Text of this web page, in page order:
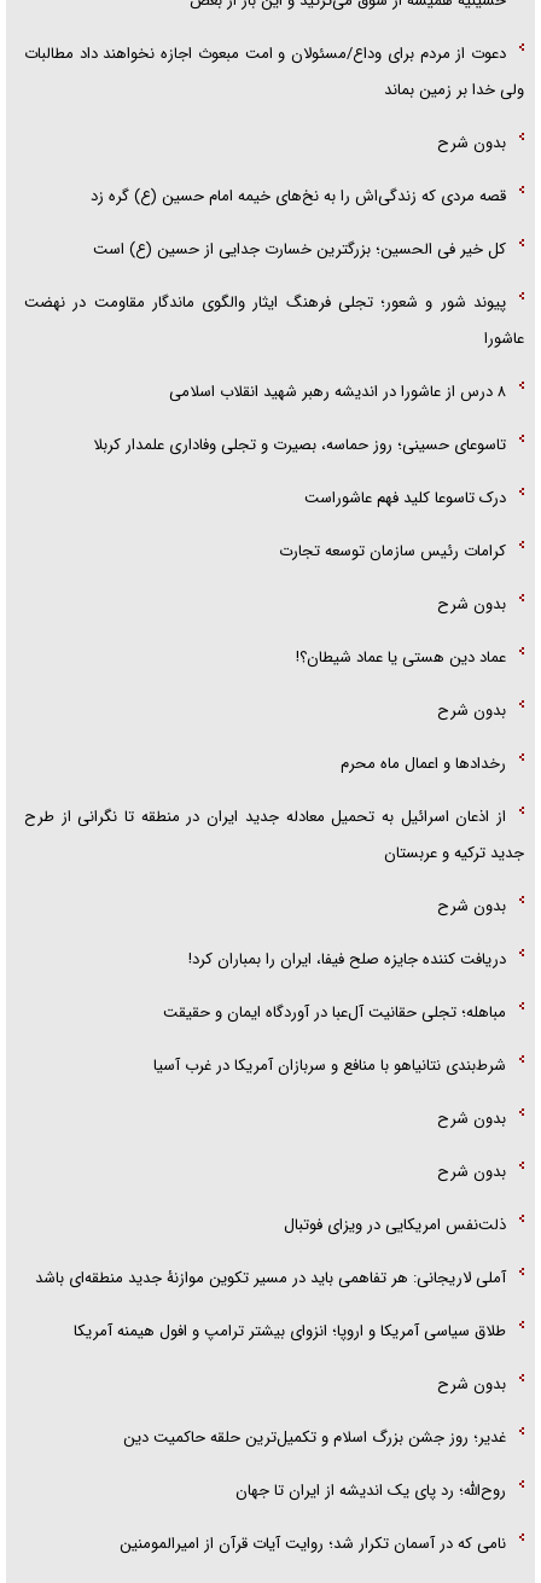
دعوت از مردم برای وداع/مسئولان و امت مبعوث اجازه نخواهند داد مطالبات
ولی خدا بر زمین بماند
بدون شرح
قصه مردی که زندگی‌اش را به نخ‌های خیمه امام حسین (ع) گره زد
کل خیر فی الحسین؛ بزرگترین خسارت جدایی از حسین (ع) است
پیوند شور و شعور؛ تجلی فرهنگ ایثار والگوی ماندگار مقاومت در نهضت
عاشورا
۸ درس از عاشورا در اندیشه رهبر شهید انقلاب اسلامی
تاسوعای حسینی؛ روز حماسه، بصیرت و تجلی وفاداری علمدار کربلا
درک تاسوعا کلید فهم عاشوراست
کرامات رئیس سازمان توسعه تجارت
بدون شرح
عماد دین هستی یا عماد شیطان؟!
بدون شرح
رخداد‌ها و اعمال ماه محرم
از اذعان اسرائیل به تحمیل معادله جدید ایران در منطقه تا نگرانی از طرح
جدید ترکیه و عربستان
بدون شرح
دریافت کننده جایزه صلح فیفا، ایران را بمباران کرد!
مباهله؛ تجلی حقانیت آل‌عبا در آوردگاه ایمان و حقیقت
شرط‌بندی نتانیاهو با منافع و سربازان آمریکا در غرب آسیا
بدون شرح
بدون شرح
ذلت‌نفس امریکایی در ویزای فوتبال
آملی لاریجانی: هر تفاهمی باید در مسیر تکوین موازنۀ جدید منطقه‌ای باشد
طلاق سیاسی آمریکا و اروپا؛ انزوای بیشتر ترامپ و افول هیمنه آمریکا
بدون شرح
غدیر؛ روز جشن بزرگ اسلام و تکمیل‌ترین حلقه حاکمیت دین
روح‌الله؛ رد پای یک اندیشه از ایران تا جهان
نامی که در آسمان تکرار شد؛ روایت آیات قرآن از امیرالمومنین